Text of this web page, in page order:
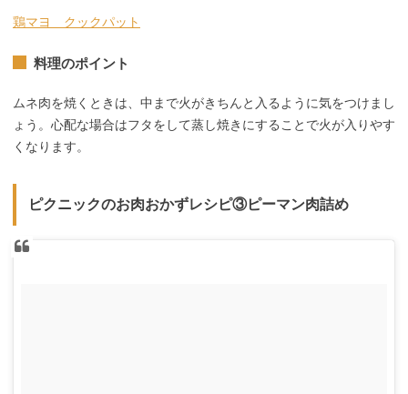
鶏マヨ クックパット
料理のポイント
ムネ肉を焼くときは、中まで火がきちんと入るように気をつけまし
ょう。心配な場合はフタをして蒸し焼きにすることで火が入りやす
くなります。
ピクニックのお肉おかずレシピ③ピーマン肉詰め